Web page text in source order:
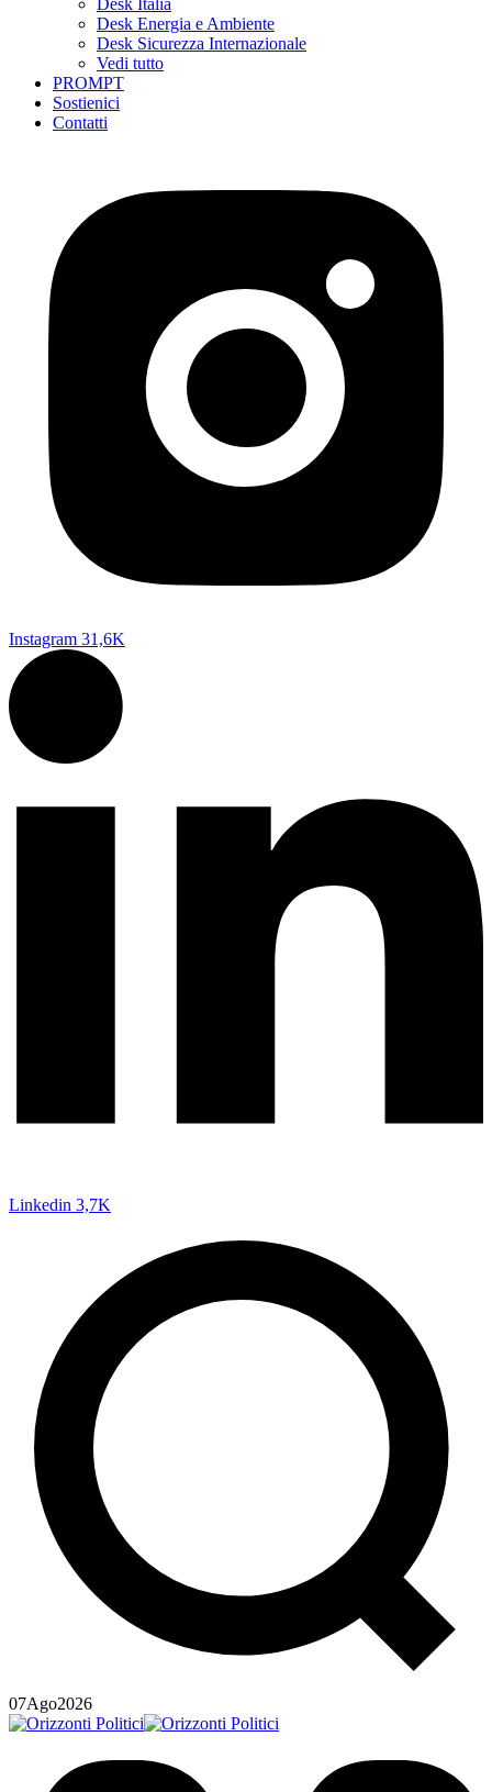
Desk Energia e Ambiente
Desk Sicurezza Internazionale
Vedi tutto
PROMPT
Sostienici
Contatti
Instagram 31,6K
Linkedin 3,7K
07Ago2026